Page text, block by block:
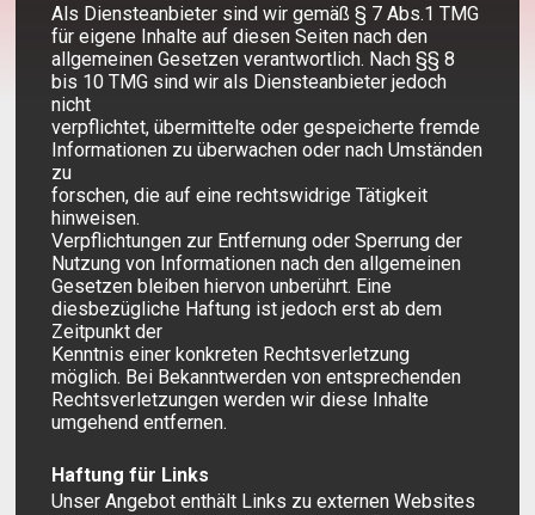
Als Diensteanbieter sind wir gemäß § 7 Abs.1 TMG
für eigene Inhalte auf diesen Seiten nach den
allgemeinen Gesetzen verantwortlich. Nach §§ 8
bis 10 TMG sind wir als Diensteanbieter jedoch
nicht
verpflichtet, übermittelte oder gespeicherte fremde
Informationen zu überwachen oder nach Umständen
zu
forschen, die auf eine rechtswidrige Tätigkeit
hinweisen.
Verpflichtungen zur Entfernung oder Sperrung der
Nutzung von Informationen nach den allgemeinen
Gesetzen bleiben hiervon unberührt. Eine
diesbezügliche Haftung ist jedoch erst ab dem
Zeitpunkt der
Kenntnis einer konkreten Rechtsverletzung
möglich. Bei Bekanntwerden von entsprechenden
Rechtsverletzungen werden wir diese Inhalte
umgehend entfernen.
Haftung für Links
Unser Angebot enthält Links zu externen Websites